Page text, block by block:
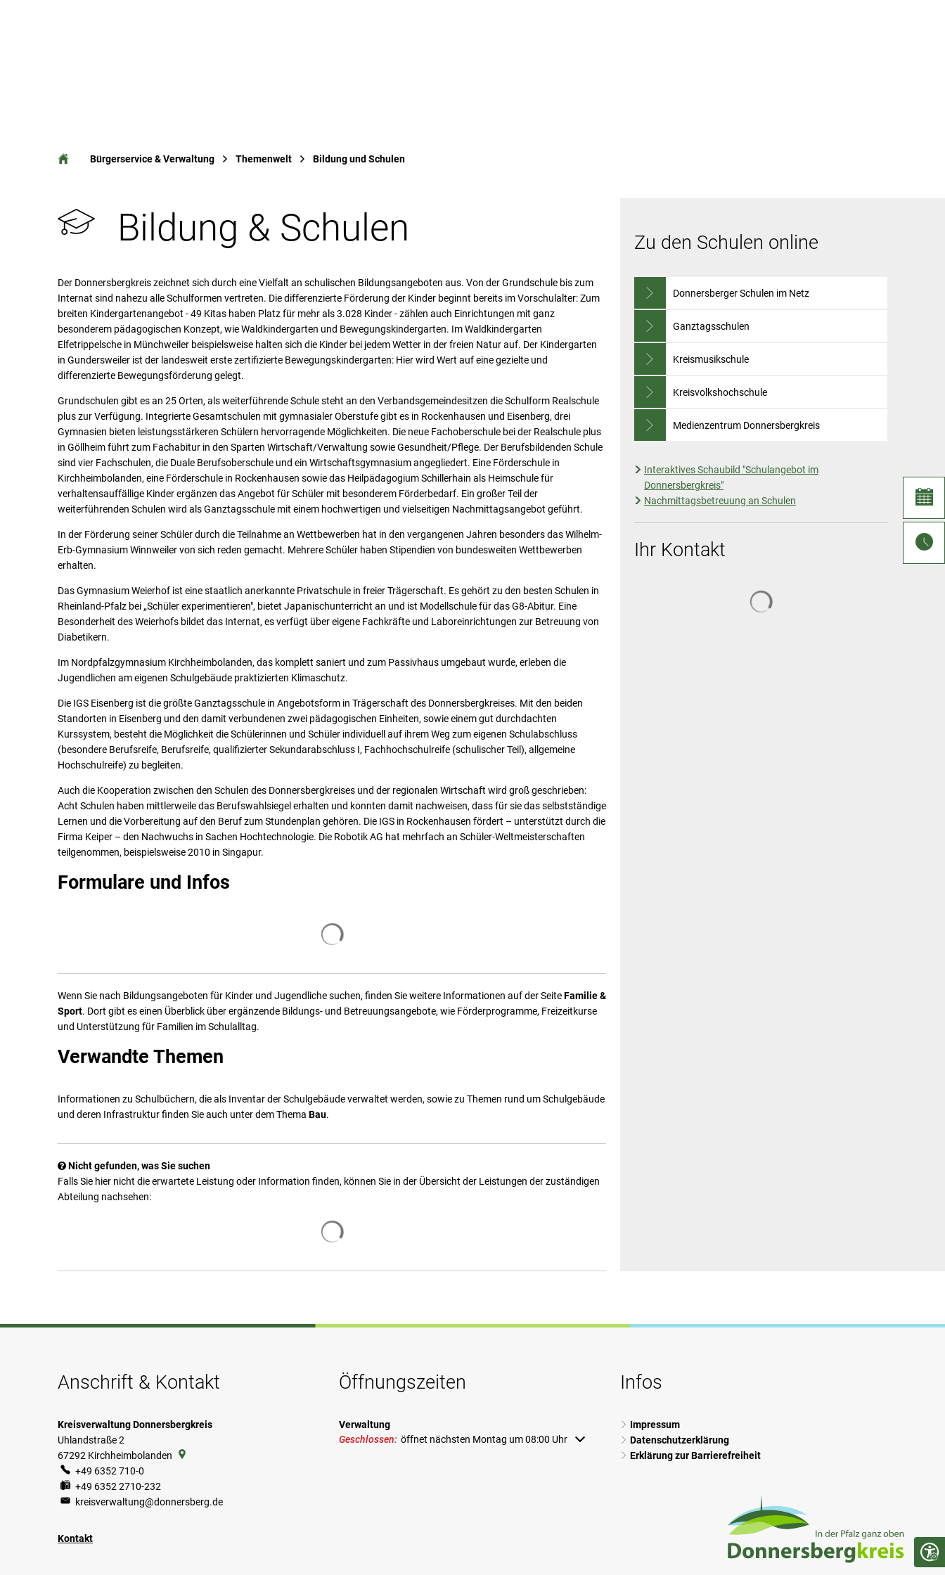
Bürgerservice & Verwaltung Themenwelt Bildung und Schulen
Bildung
und
Schulen
Bildung & Schulen
Der Donnersbergkreis zeichnet sich durch eine Vielfalt an schulischen Bildungsangeboten aus. Von der Grundschule bis zum
Internat sind nahezu alle Schulformen vertreten. Die differenzierte Förderung der Kinder beginnt bereits im Vorschulalter: Zum
breiten Kindergartenangebot - 49 Kitas haben Platz für mehr als 3.028 Kinder - zählen auch Einrichtungen mit ganz
besonderem pädagogischen Konzept, wie Waldkindergarten und Bewegungskindergarten. Im Waldkindergarten
Elfetrippelsche in Münchweiler beispielsweise halten sich die Kinder bei jedem Wetter in der freien Natur auf. Der Kindergarten
in Gundersweiler ist der landesweit erste zertifizierte Bewegungskindergarten: Hier wird Wert auf eine gezielte und
differenzierte Bewegungsförderung gelegt.
Grundschulen gibt es an 25 Orten, als weiterführende Schule steht an den Verbandsgemeindesitzen die Schulform Realschule
plus zur Verfügung. Integrierte Gesamtschulen mit gymnasialer Oberstufe gibt es in Rockenhausen und Eisenberg, drei
Gymnasien bieten leistungsstärkeren Schülern hervorragende Möglichkeiten. Die neue Fachoberschule bei der Realschule plus
in Göllheim führt zum Fachabitur in den Sparten Wirtschaft/Verwaltung sowie Gesundheit/Pflege. Der Berufsbildenden Schule
sind vier Fachschulen, die Duale Berufsoberschule und ein Wirtschaftsgymnasium angegliedert. Eine Förderschule in
Kirchheimbolanden, eine Förderschule in Rockenhausen sowie das Heilpädagogium Schillerhain als Heimschule für
verhaltensauffällige Kinder ergänzen das Angebot für Schüler mit besonderem Förderbedarf. Ein großer Teil der
weiterführenden Schulen wird als Ganztagsschule mit einem hochwertigen und vielseitigen Nachmittagsangebot geführt.
In der Förderung seiner Schüler durch die Teilnahme an Wettbewerben hat in den vergangenen Jahren besonders das Wilhelm-
Erb-Gymnasium Winnweiler von sich reden gemacht. Mehrere Schüler haben Stipendien von bundesweiten Wettbewerben
erhalten.
Das Gymnasium Weierhof ist eine staatlich anerkannte Privatschule in freier Trägerschaft. Es gehört zu den besten Schulen in
Rheinland-Pfalz bei „Schüler experimentieren", bietet Japanischunterricht an und ist Modellschule für das G8-Abitur. Eine
Besonderheit des Weierhofs bildet das Internat, es verfügt über eigene Fachkräfte und Laboreinrichtungen zur Betreuung von
Diabetikern.
Im Nordpfalzgymnasium Kirchheimbolanden, das komplett saniert und zum Passivhaus umgebaut wurde, erleben die
Jugendlichen am eigenen Schulgebäude praktizierten Klimaschutz.
Die IGS Eisenberg ist die größte Ganztagsschule in Angebotsform in Trägerschaft des Donnersbergkreises. Mit den beiden
Standorten in Eisenberg und den damit verbundenen zwei pädagogischen Einheiten, sowie einem gut durchdachten
Kurssystem, besteht die Möglichkeit die Schülerinnen und Schüler individuell auf ihrem Weg zum eigenen Schulabschluss
(besondere Berufsreife, Berufsreife, qualifizierter Sekundarabschluss I, Fachhochschulreife (schulischer Teil), allgemeine
Hochschulreife) zu begleiten.
Auch die Kooperation zwischen den Schulen des Donnersbergkreises und der regionalen Wirtschaft wird groß geschrieben:
Acht Schulen haben mittlerweile das Berufswahlsiegel erhalten und konnten damit nachweisen, dass für sie das selbstständige
Lernen und die Vorbereitung auf den Beruf zum Stundenplan gehören. Die IGS in Rockenhausen fördert – unterstützt durch die
Firma Keiper – den Nachwuchs in Sachen Hochtechnologie. Die Robotik AG hat mehrfach an Schüler-Weltmeisterschaften
teilgenommen, beispielsweise 2010 in Singapur.
Formulare und Infos
Wenn Sie nach Bildungsangeboten für Kinder und Jugendliche suchen, finden Sie weitere Informationen auf der SeiteFamilie&
Sport. Dort gibt es einen Überblick über ergänzende Bildungs- und Betreuungsangebote, wie Förderprogramme, Freizeitkurse
und Unterstützung für Familien im Schulalltag.
Verwandte Themen
Informationen zu Schulbüchern, die als Inventar der Schulgebäude verwaltet werden, sowie zu Themen rund um Schulgebäude
und deren Infrastruktur finden Sie auch unter dem Thema Bau.
Nicht gefunden, was Sie suchen
Falls Sie hier nicht die erwartete Leistung oder Information finden, können Sie in der Übersicht der Leistungen der zuständigen
Abteilung nachsehen:
Zu den Schulen online
Donnersberger Schulen im Netz
Ganztagsschulen
Kreismusikschule
Kreisvolkshochschule
Medienzentrum Donnersbergkreis
Interaktives Schaubild "Schulangebot im
Donnersbergkreis"
Nachmittagsbetreuung an Schulen
Ihr Kontakt
Anschrift & Kontakt
Kreisverwaltung Donnersbergkreis
Uhlandstraße 2
67292 Kirchheimbolanden
+49 6352 710-0
+49 6352 2710-232
kreisverwaltung@donnersberg.de
Kontakt
Öffnungszeiten
Verwaltung
Klicken, um weitere Öffnungs- oder Schließzeiten auszublenden
Geschlossen: öffnet nächsten Montag um 08:00 Uhr
Infos
Impressum
Datenschutzerklärung
Erklärung zur Barrierefreiheit
Seite